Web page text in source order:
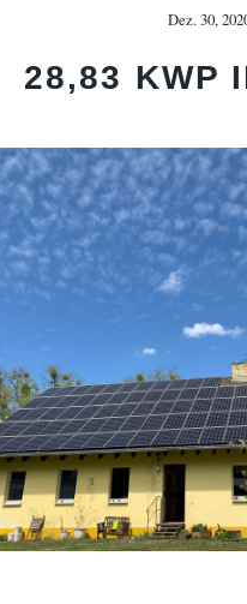
Dez. 30,
28,83 KWP